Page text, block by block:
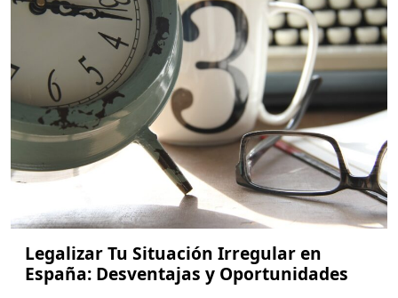
Legalizar Tu Situación Irregular en
España: Desventajas y Oportunidades